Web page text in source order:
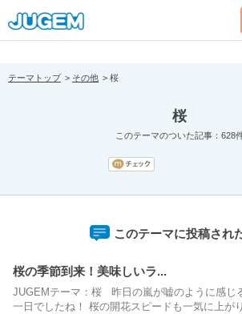
[pear_error: message="Success" code=0
prefix="" info=""]
テーマトップ その他 桜
桜
このテーマのついた記事：628
このテーマに投稿され
桜の季節到来！美味しいラ...
JUGEMテーマ：桜 昨日の嵐が嘘のように感じ
一日でしたね！ 桜の開花スピードも一気に上が